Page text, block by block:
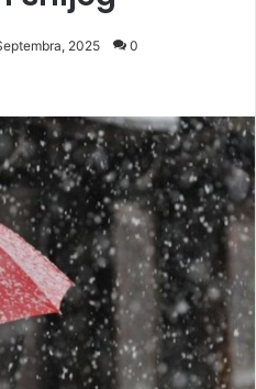
2025 0